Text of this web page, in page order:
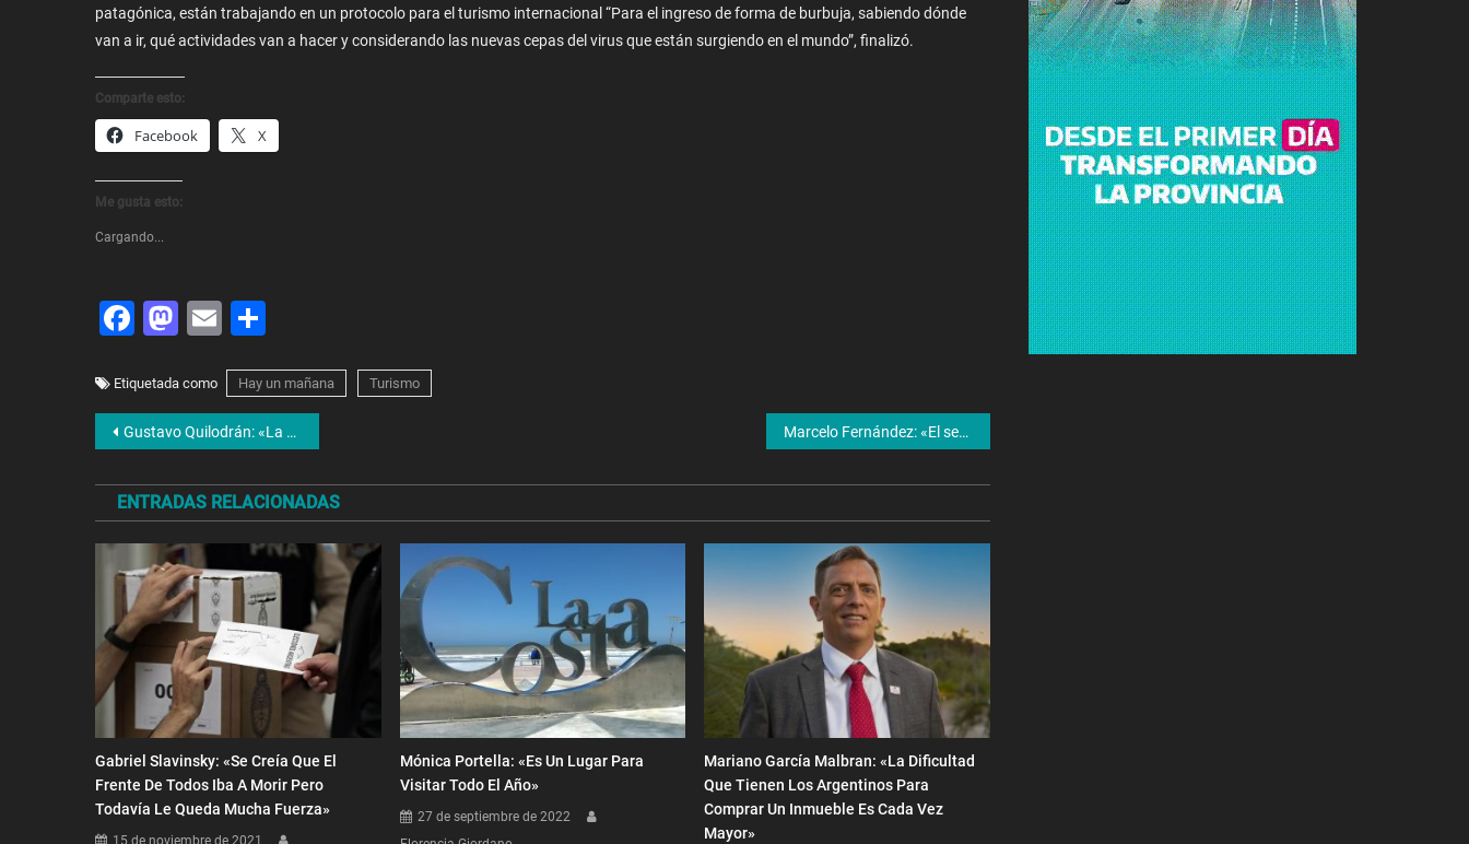
patagónica, están trabajando en un protocolo para el turismo internacional “Para el ingreso de forma de burbuja, sabiendo dónde
van a ir, qué actividades van a hacer y considerando las nuevas cepas del virus que están surgiendo en el mundo”, finalizó.
Comparte esto:
Facebook X
Me gusta esto:
Cargando...
Facebook
Mastodon
Email
Etiquetada como Hay un mañana Turismo
Navegación
de
entradas
Gustavo Quilodrán: «La decisión de Alberto Fernández es garantizar el acceso a estar conectados» Marcelo Fernández: «El sector privado debe comprometerse con lo que tanto se queja»
ENTRADAS RELACIONADAS
Gabriel Slavinsky: «Se Creía Que El
Frente De Todos Iba A Morir Pero
Todavía Le Queda Mucha Fuerza»
15 de noviembre de 2021
Mónica Portella: «Es Un Lugar Para
Visitar Todo El Año»
27 de septiembre de 2022
Mariano García Malbran: «La Dificultad
Que Tienen Los Argentinos Para
Comprar Un Inmueble Es Cada Vez
Mayor»